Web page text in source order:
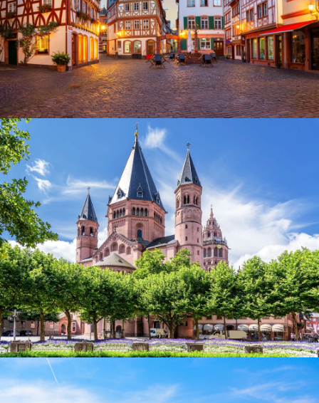
Altstadt von Mainz
Dom St. Martin in Mainz